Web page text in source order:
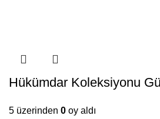
Hükümdar Koleksiyonu
5 üzerinden 0 oy aldı